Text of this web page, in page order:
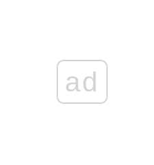
ad